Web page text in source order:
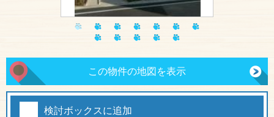
この物件の地図を表示
検討ボックスに追加